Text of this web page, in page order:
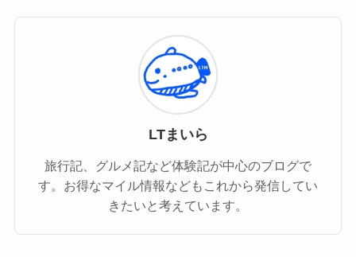
LTまいら
旅行記、グルメ記など体験記が中心のブログで
す。お得なマイル情報などもこれから発信してい
きたいと考えています。